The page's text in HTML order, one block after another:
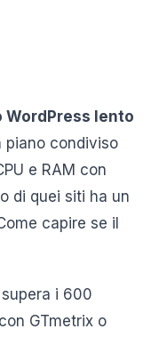
WordPress lento
piano condiviso
e RAM con
di quei siti ha un
capire se il
supera i 600
GTmetrix o